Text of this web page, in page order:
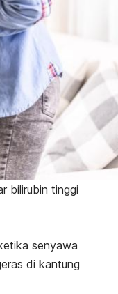
bilirubin tinggi
senyawa
di kantung